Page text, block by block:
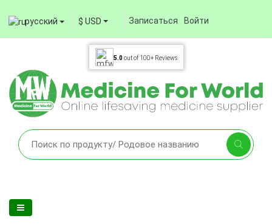
русский $ USD Записаться Войти
5.0out of 100+ Reviews